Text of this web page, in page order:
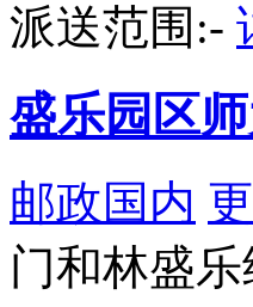
派送范围:-
盛乐园区
邮政国内
门和林盛